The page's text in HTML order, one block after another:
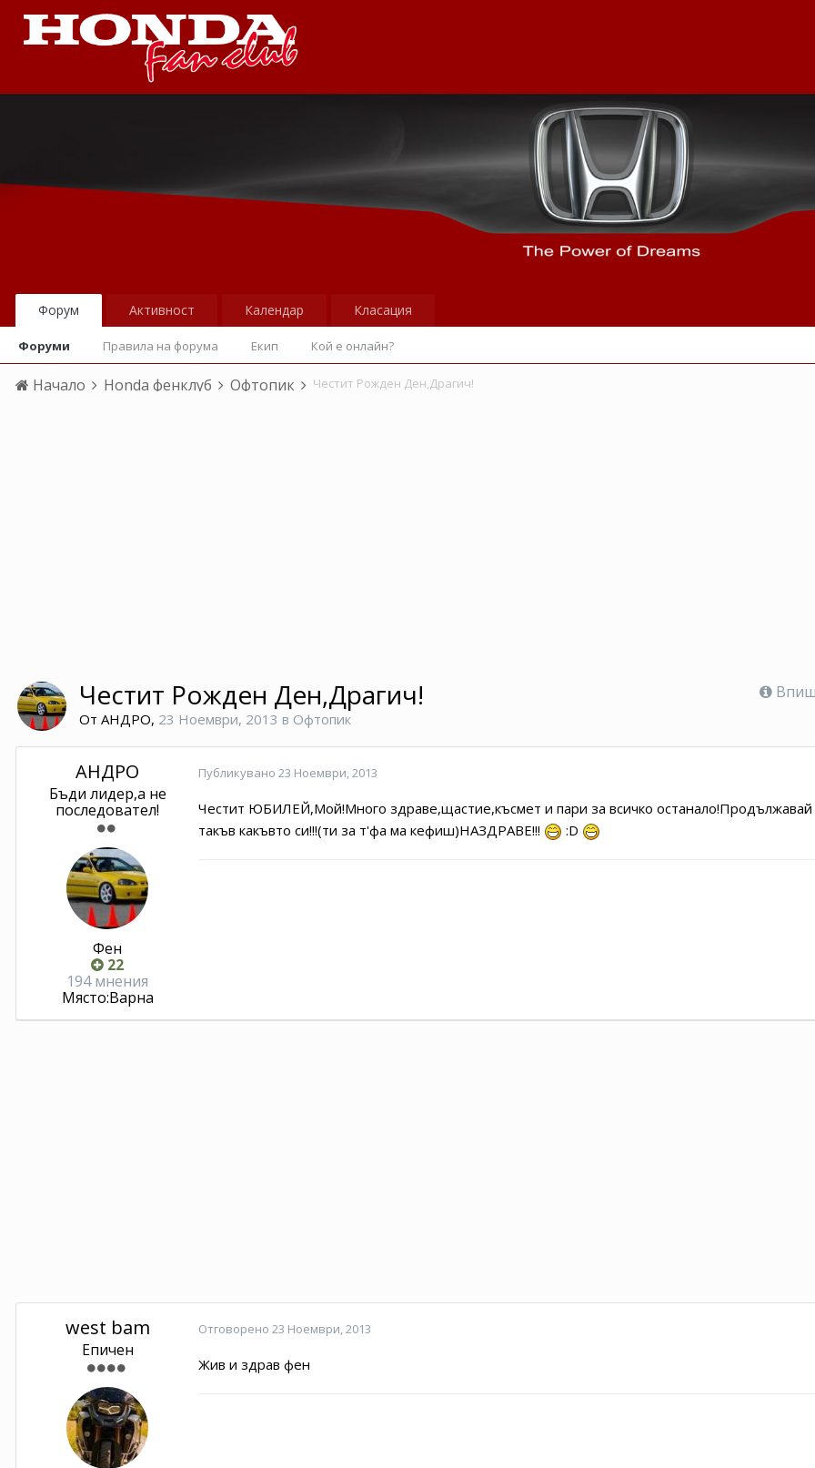
Форум
Форуми Правила на форума Екип Кой е онлайн?
Активност Календар Класация
Начало Honda фенклуб Офтопик Честит Рожден Ден,Драгич!
Честит Рожден Ден,Драгич!
От АНДРО, 23 Ноември, 2013 в Офтопик
АНДРО
Бъди лидер,а не
последовател!
Фен
22
194 мнения
Място:Варна
Публикувано 23 Ноември, 2013
Честит ЮБИЛЕЙ,Мой!Много здраве,щастие,късмет и пари за всичко останало!Продължавай
такъв какъвто си!!!(ти за т'фа ма кефиш)НАЗДРАВЕ!!!
:D
west bam
Епичен
Отговорено 23 Ноември, 2013
Жив и здрав фен